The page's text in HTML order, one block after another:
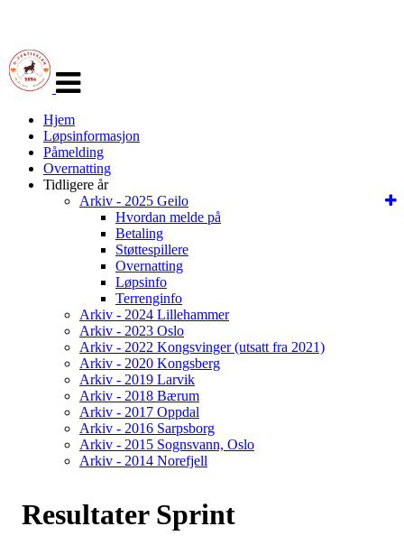
navigasjon
Hjem
Løpsinformasjon
Påmelding
Overnatting
Tidligere år
Arkiv - 2025 Geilo
Hvordan melde på
Betaling
Støttespillere
Overnatting
Løpsinfo
Terrenginfo
Arkiv - 2024 Lillehammer
Arkiv - 2023 Oslo
Arkiv - 2022 Kongsvinger (utsatt fra 2021)
Arkiv - 2020 Kongsberg
Arkiv - 2019 Larvik
Arkiv - 2018 Bærum
Arkiv - 2017 Oppdal
Arkiv - 2016 Sarpsborg
Arkiv - 2015 Sognsvann, Oslo
Arkiv - 2014 Norefjell
Resultater Sprint